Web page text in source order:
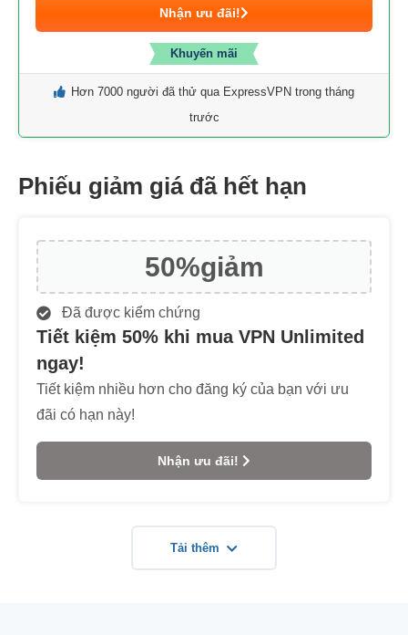
Nhận ưu đãi!
Khuyến mãi
Hơn 7000 người đã thử qua ExpressVPN trong tháng
trước
Phiếu giảm giá đã hết hạn
50%giảm
Đã được kiểm chứng
Tiết kiệm 50% khi mua VPN Unlimited
ngay!
Tiết kiệm nhiều hơn cho đăng ký của bạn với ưu
đãi có hạn này!
Nhận ưu đãi!
Tải thêm